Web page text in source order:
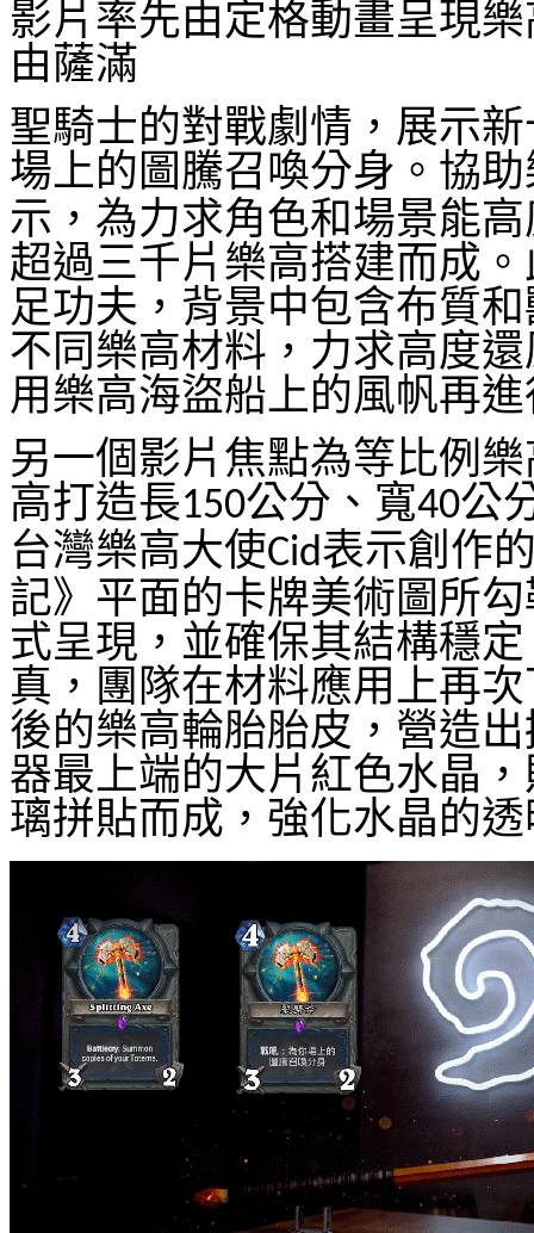
影片率先由定格動畫呈現
由薩滿
聖騎士的對戰劇情，展示
場上的圖騰召喚分身。 協
示，為力求角色和場景能
超過三千片樂高搭建而成
足功夫，背景中包含布質
不同樂高材料，力求高度
用樂高海盜船上的風帆再
另一個影片焦點為等比例
高打造長150公分、寬40公
台灣樂高大使Cid表示創作
記》平面的卡牌美術圖所
式呈現，並確保其結構穩
真，團隊在材料應用上再
後的樂高輪胎胎皮，營造
器最上端的大片紅色水晶
璃拼貼而成，強化水晶的